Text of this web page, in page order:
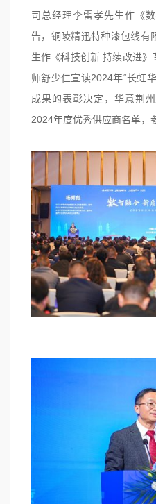
司总经理李雷孝先生作《
告， 铜陵精迅特种漆包线有
生作《科技创新 持续改进
师舒少仁宣读2024年“长虹
成果的表彰决定，华意荆
2024年度优秀供应商名单，